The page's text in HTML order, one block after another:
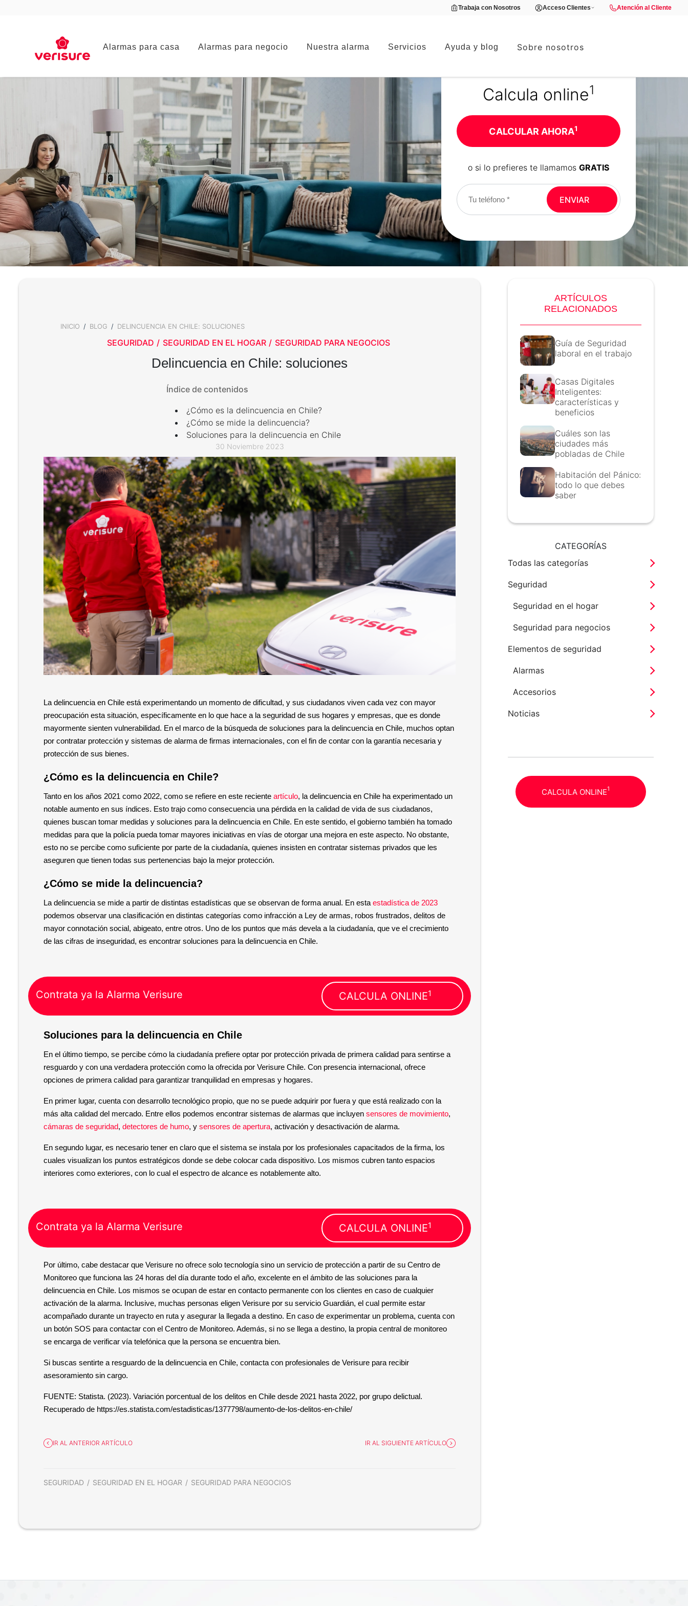
Trabaja con Nosotros Acceso Clientes Atención al Cliente
navigation
Alarmas para casa Alarmas para negocio Nuestra alarma Servicios Ayuda y blog Sobre nosotros
Calcula online1
CALCULAR AHORA1
o si lo prefieres te llamamos GRATIS
BREADCRUMB
INICIO BLOG DELINCUENCIA EN CHILE: SOLUCIONES
SEGURIDAD SEGURIDAD EN EL HOGAR SEGURIDAD PARA NEGOCIOS
Delincuencia en Chile: soluciones
Índice de contenidos
¿Cómo es la delincuencia en Chile?
¿Cómo se mide la delincuencia?
Soluciones para la delincuencia en Chile
30 Noviembre 2023
La delincuencia en Chile está experimentando un momento de dificultad, y sus ciudadanos viven cada vez con mayor
preocupación esta situación, específicamente en lo que hace a la seguridad de sus hogares y empresas, que es donde
mayormente sienten vulnerabilidad. En el marco de la búsqueda de soluciones para la delincuencia en Chile, muchos optan
por contratar protección y sistemas de alarma de firmas internacionales, con el fin de contar con la garantía necesaria y
protección de sus bienes.
¿Cómo es la delincuencia en Chile?
Tanto en los años 2021 como 2022, como se refiere en este reciente artículo, la delincuencia en Chile ha experimentado un
notable aumento en sus índices. Esto trajo como consecuencia una pérdida en la calidad de vida de sus ciudadanos,
quienes buscan tomar medidas y soluciones para la delincuencia en Chile. En este sentido, el gobierno también ha tomado
medidas para que la policía pueda tomar mayores iniciativas en vías de otorgar una mejora en este aspecto. No obstante,
esto no se percibe como suficiente por parte de la ciudadanía, quienes insisten en contratar sistemas privados que les
aseguren que tienen todas sus pertenencias bajo la mejor protección.
¿Cómo se mide la delincuencia?
La delincuencia se mide a partir de distintas estadísticas que se observan de forma anual. En estaestadística de 2023
podemos observar una clasificación en distintas categorías como infracción a Ley de armas, robos frustrados, delitos de
mayor connotación social, abigeato, entre otros. Uno de los puntos que más devela a la ciudadanía, que ve el crecimiento
de las cifras de inseguridad, es encontrar soluciones para la delincuencia en Chile.
Contrata ya la Alarma Verisure CALCULA ONLINE1
Soluciones para la delincuencia en Chile
En el último tiempo, se percibe cómo la ciudadanía prefiere optar por protección privada de primera calidad para sentirse a
resguardo y con una verdadera protección como la ofrecida por Verisure Chile. Con presencia internacional, ofrece
opciones de primera calidad para garantizar tranquilidad en empresas y hogares.
En primer lugar, cuenta con desarrollo tecnológico propio, que no se puede adquirir por fuera y que está realizado con la
más alta calidad del mercado. Entre ellos podemos encontrar sistemas de alarmas que incluyen sensores de movimiento,
cámaras de seguridad, detectores de humo, y sensores de apertura, activación y desactivación de alarma.
En segundo lugar, es necesario tener en claro que el sistema se instala por los profesionales capacitados de la firma, los
cuales visualizan los puntos estratégicos donde se debe colocar cada dispositivo. Los mismos cubren tanto espacios
interiores como exteriores, con lo cual el espectro de alcance es notablemente alto.
Contrata ya la Alarma Verisure CALCULA ONLINE1
Por último, cabe destacar que Verisure no ofrece solo tecnología sino un servicio de protección a partir de su Centro de
Monitoreo que funciona las 24 horas del día durante todo el año, excelente en el ámbito de las soluciones para la
delincuencia en Chile. Los mismos se ocupan de estar en contacto permanente con los clientes en caso de cualquier
activación de la alarma. Inclusive, muchas personas eligen Verisure por su servicio Guardián, el cual permite estar
acompañado durante un trayecto en ruta y asegurar la llegada a destino. En caso de experimentar un problema, cuenta con
un botón SOS para contactar con el Centro de Monitoreo. Además, si no se llega a destino, la propia central de monitoreo
se encarga de verificar vía telefónica que la persona se encuentra bien.
Si buscas sentirte a resguardo de la delincuencia en Chile, contacta con profesionales de Verisure para recibir
asesoramiento sin cargo.
FUENTE: Statista. (2023). Variación porcentual de los delitos en Chile desde 2021 hasta 2022, por grupo delictual.
Recuperado de https://es.statista.com/estadisticas/1377798/aumento-de-los-delitos-en-chile/
IR AL ANTERIOR ARTÍCULO IR AL SIGUIENTE ARTÍCULO
SEGURIDAD SEGURIDAD EN EL HOGAR SEGURIDAD PARA NEGOCIOS
ARTÍCULOS
RELACIONADOS
Guía de Seguridad
laboral en el trabajo
Casas Digitales
Inteligentes:
características y
beneficios
Cuáles son las
ciudades más
pobladas de Chile
Habitación del Pánico:
todo lo que debes
saber
CATEGORÍAS
Todas las categorías
Seguridad
Seguridad en el hogar
Seguridad para negocios
Elementos de seguridad
Alarmas
Accesorios
Noticias
CALCULA ONLINE1